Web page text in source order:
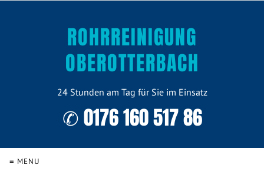
ROHRREINIGUNG
OBEROTTERBACH
24 Stunden am Tag für Sie im Einsatz
✆ 0176 160 517 86
≡ MENU